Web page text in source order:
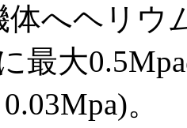
体へヘリウ
最大